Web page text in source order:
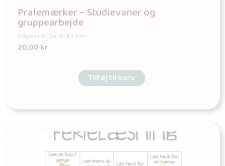
Pralemærker – Studievaner og
gruppearbejde
Udgives af: Sarah Kirstein
20,00kr
Tilføj til kurv